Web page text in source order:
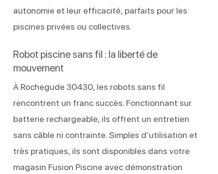
autonomie et leur efficacité, parfaits pour les
piscines privées ou collectives.
Robot piscine sans fil : la liberté de
mouvement
À Rochegude 30430, les robots sans fil
rencontrent un franc succès. Fonctionnant sur
batterie rechargeable, ils offrent un entretien
sans câble ni contrainte. Simples d’utilisation et
très pratiques, ils sont disponibles dans votre
magasin Fusion Piscine avec démonstration